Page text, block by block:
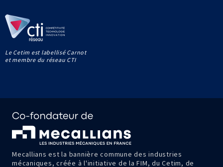
Le Cetim est labellisé Carnot
et membre du réseau CTI
Mecallians est la bannière commune des industries
mécaniques, créée à l'initiative de la FIM, du Cetim, de